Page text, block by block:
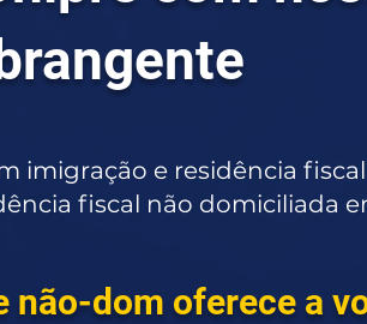
imigração e residência
fiscal não domiciliada
não-dom oferece a